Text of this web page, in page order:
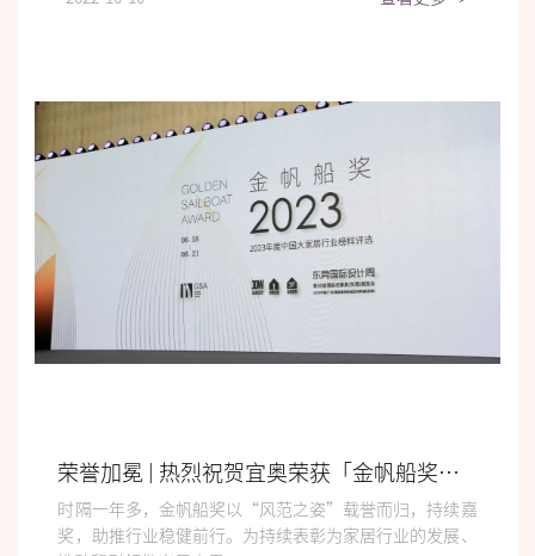
荣誉加冕 | 热烈祝贺宜奥荣获「金帆船奖」2023年度榜样家居品牌
时隔一年多，金帆船奖以“风范之姿”载誉而归，持续嘉
奖，助推行业稳健前行。为持续表彰为家居行业的发展、